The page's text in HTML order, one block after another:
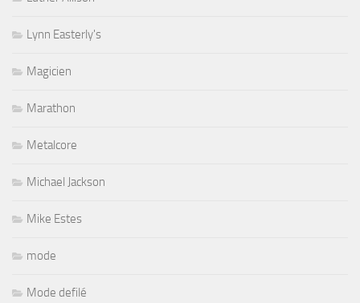
Lynn Easterly's
Magicien
Marathon
Metalcore
Michael Jackson
Mike Estes
mode
Mode defilé